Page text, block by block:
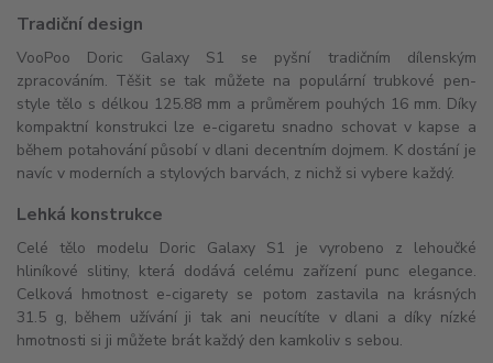
Tradiční design
VooPoo Doric Galaxy S1 se pyšní tradičním dílenským
zpracováním. Těšit se tak můžete na populární trubkové pen-
style tělo s délkou 125.88 mm a průměrem pouhých 16 mm. Díky
kompaktní konstrukci lze e-cigaretu snadno schovat v kapse a
během potahování působí v dlani decentním dojmem. K dostání je
navíc v moderních a stylových barvách, z nichž si vybere každý.
Lehká konstrukce
Celé tělo modelu Doric Galaxy S1 je vyrobeno z lehoučké
hliníkové slitiny, která dodává celému zařízení punc elegance.
Celková hmotnost e-cigarety se potom zastavila na krásných
31.5 g, během užívání ji tak ani neucítíte v dlani a díky nízké
hmotnosti si ji můžete brát každý den kamkoliv s sebou.